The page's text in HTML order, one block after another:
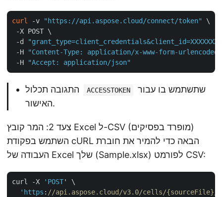
curl -v "https://api.aspose.cloud/connect/token"
\
-X POST \
-d
"grant_type=client_credentials&client_id=XXXXXXX-
-H
"Content-Type: application/x-www-form-urlencoded"
-H
"Accept: application/json"
ACCESSTOKEN
האישור.
צעד 2: המר קובץ Excel ל-CSV (מופרד בפסיקים)
השתמש בפקודת cURL הבאה כדי להמיר את חוברת
העבודה של Excel שלך (Sample.xlsx) לפורמט CSV:
curl -X 'POST' \
'https : //api.aspose.cloud/v3.0/cells/{sourceFile}/